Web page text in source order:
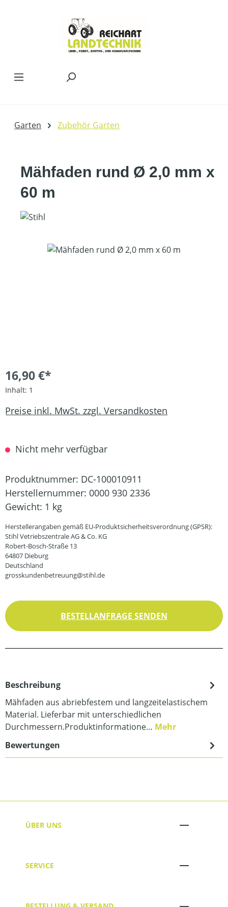
Garten Zubehör Garten
Mähfaden rund Ø 2,0 mm x
60 m
Bildergalerie überspringen
16,90 €*
Inhalt: 1
Preise inkl. MwSt. zzgl. Versandkosten
Nicht mehr verfügbar
Produktnummer: DC-100010911
Herstellernummer: 0000 930 2336
Gewicht: 1 kg
Herstellerangaben gemäß EU-Produktsicherheitsverordnung (GPSR):
Stihl Vetriebszentrale AG & Co. KG
Robert-Bosch-Straße 13
64807 Dieburg
Deutschland
grosskundenbetreuung@stihl.de
BESTELLANFRAGE SENDEN
Beschreibung
Mähfaden aus abriebfestem und langzeitelastischem
Material. Lieferbar mit unterschiedlichen
Durchmessern.Produktinformatione… Mehr
Bewertungen
ÜBER UNS
SERVICE